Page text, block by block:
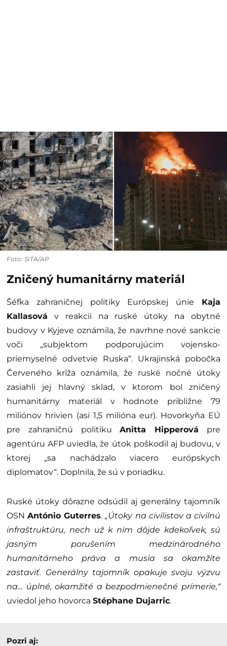
Foto: SITA/AP
Zničený humanitárny materiál
Šéfka zahraničnej politiky Európskej únie Kaja
Kallasová v reakcii na ruské útoky na obytné
budovy v Kyjeve oznámila, že navrhne nové sankcie
voči „subjektom podporujúcim vojensko-
priemyselné odvetvie Ruska“. Ukrajinská pobočka
Červeného kríža oznámila, že ruské nočné útoky
zasiahli jej hlavný sklad, v ktorom bol zničený
humanitárny materiál v hodnote približne 79
miliónov hrivien (asi 1,5 milióna eur). Hovorkyňa EÚ
pre zahraničnú politikuAnitta Hipperová pre
agentúru AFP uviedla, že útok poškodil aj budovu, v
ktorej „sa nachádzalo viacero európskych
diplomatov“. Doplnila, že sú v poriadku.
Ruské útoky dôrazne odsúdil aj generálny tajomník
OSNAntónio Guterres. „Útoky na civilistov a civilnú
infraštruktúru, nech už k nim dôjde kdekoľvek, sú
jasným porušením medzinárodného
humanitárneho práva a musia sa okamžite
zastaviť. Generálny tajomník opakuje svoju výzvu
na… úplné, okamžité a bezpodmienečné prímerie,“
uviedol jeho hovorca Stéphane Dujarric.
Pozri aj: